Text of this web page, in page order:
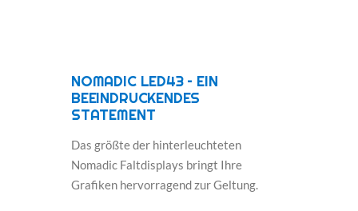
NOMADIC LED43 – EIN
BEEINDRUCKENDES
STATEMENT
Das größte der hinterleuchteten
Nomadic Faltdisplays bringt Ihre
Grafiken hervorragend zur Geltung.